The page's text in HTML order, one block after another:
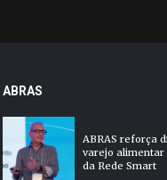
ABRAS
ABRAS reforça
varejo alimentar
da Rede Smart